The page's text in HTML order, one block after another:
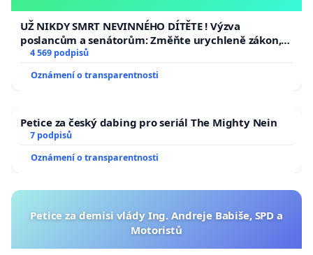
UŽ NIKDY SMRT NEVINNÉHO DÍTĚTE ! Výzva
poslancům a senátorům: Změňte urychleně zákon,
aby se tragédie malé Viktorky už nemohla opakovat!
4 569 podpisů
Oznámení o transparentnosti
Petice za český dabing pro seriál The Mighty Nein
7 podpisů
Oznámení o transparentnosti
Petice za demisi vlády Ing. Andreje Babiše, SPD a
Motoristů